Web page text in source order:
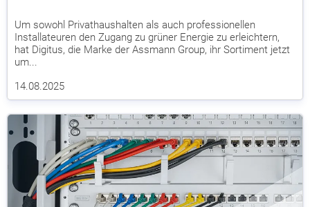
Um sowohl Privathaushalten als auch professionellen
Installateuren den Zugang zu grüner Energie zu erleichtern,
hat Digitus, die Marke der Assmann Group, ihr Sortiment jetzt
um...
14.08.2025